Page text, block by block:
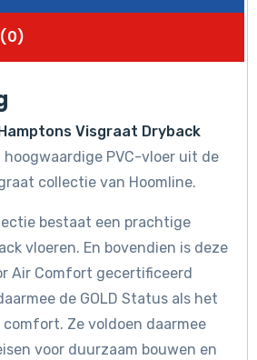
(0)
Visgraat Dryback
hoogwaardige PVC-vloer uit de
collectie van Hoomline.
bestaat een prachtige
vloeren. En bovendien is deze
Air Comfort gecertificeerd
de GOLD Status als het
Ze voldoen daarmee
voor duurzaam bouwen en